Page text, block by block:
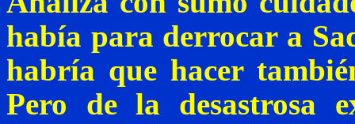
había para derrocar a
habría que hacer
Pero de la desastrosa